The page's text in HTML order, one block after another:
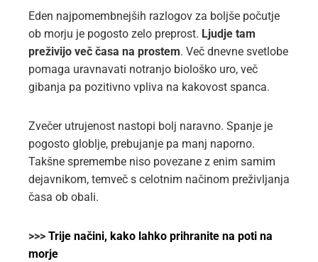
Eden najpomembnejših razlogov za boljše počutje
ob morju je pogosto zelo preprost. Ljudje tam
preživijo več časa na prostem. Več dnevne svetlobe
pomaga uravnavati notranjo biološko uro, več
gibanja pa pozitivno vpliva na kakovost spanca.
Zvečer utrujenost nastopi bolj naravno. Spanje je
pogosto globlje, prebujanje pa manj naporno.
Takšne spremembe niso povezane z enim samim
dejavnikom, temveč s celotnim načinom preživljanja
časa ob obali.
>>> Trije načini, kako lahko prihranite na poti na
morje